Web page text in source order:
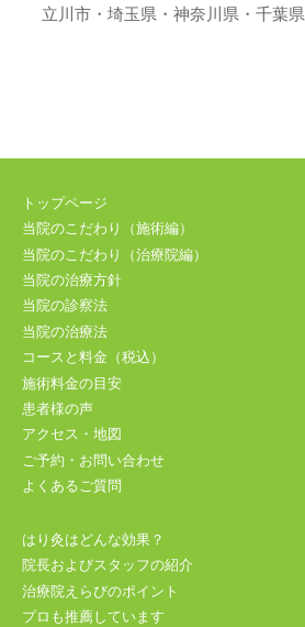
立川市・埼玉県・神奈川県・千葉県
トップページ
当院のこだわり（施術編）
当院のこだわり（治療院編）
当院の治療方針
当院の診察法
当院の治療法
コースと料金（税込）
施術料金の目安
患者様の声
アクセス・地図
ご予約・お問い合わせ
よくあるご質問
はり灸はどんな効果？
院長およびスタッフの紹介
治療院えらびのポイント
プロも推薦しています